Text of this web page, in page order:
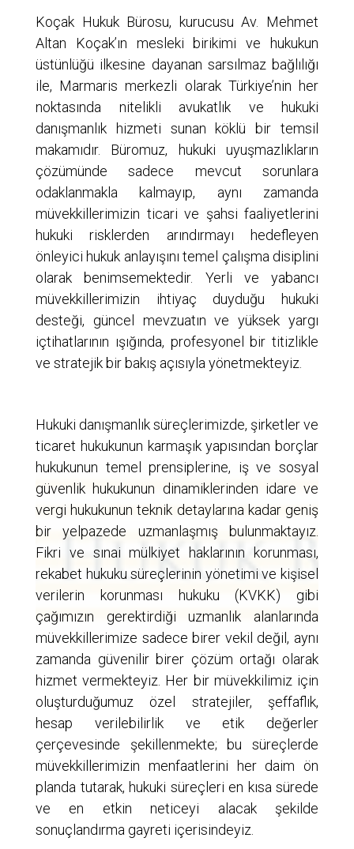
Koçak Hukuk Bürosu, kurucusu Av. Mehmet
Altan Koçak’ın mesleki birikimi ve hukukun
üstünlüğü ilkesine dayanan sarsılmaz bağlılığı
ile, Marmaris merkezli olarak Türkiye’nin her
noktasında nitelikli avukatlık ve hukuki
danışmanlık hizmeti sunan köklü bir temsil
makamıdır. Büromuz, hukuki uyuşmazlıkların
çözümünde sadece mevcut sorunlara
odaklanmakla kalmayıp, aynı zamanda
müvekkillerimizin ticari ve şahsi faaliyetlerini
hukuki risklerden arındırmayı hedefleyen
önleyici hukuk anlayışını temel çalışma disiplini
olarak benimsemektedir. Yerli ve yabancı
müvekkillerimizin ihtiyaç duyduğu hukuki
desteği, güncel mevzuatın ve yüksek yargı
içtihatlarının ışığında, profesyonel bir titizlikle
ve stratejik bir bakış açısıyla yönetmekteyiz.
Hukuki danışmanlık süreçlerimizde, şirketler ve
ticaret hukukunun karmaşık yapısından borçlar
hukukunun temel prensiplerine, iş ve sosyal
güvenlik hukukunun dinamiklerinden idare ve
vergi hukukunun teknik detaylarına kadar geniş
bir yelpazede uzmanlaşmış bulunmaktayız.
Fikri ve sınai mülkiyet haklarının korunması,
rekabet hukuku süreçlerinin yönetimi ve kişisel
verilerin korunması hukuku (KVKK) gibi
çağımızın gerektirdiği uzmanlık alanlarında
müvekkillerimize sadece birer vekil değil, aynı
zamanda güvenilir birer çözüm ortağı olarak
hizmet vermekteyiz. Her bir müvekkilimiz için
oluşturduğumuz özel stratejiler, şeffaflık,
hesap verilebilirlik ve etik değerler
çerçevesinde şekillenmekte; bu süreçlerde
müvekkillerimizin menfaatlerini her daim ön
planda tutarak, hukuki süreçleri en kısa sürede
ve en etkin neticeyi alacak şekilde
sonuçlandırma gayreti içerisindeyiz.